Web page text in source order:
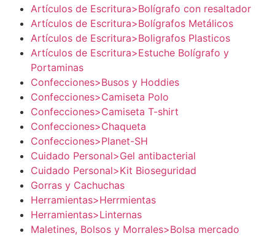
Artículos de Escritura>Bolígrafo con resaltador
Artículos de Escritura>Bolígrafos Metálicos
Artículos de Escritura>Boligrafos Plasticos
Artículos de Escritura>Estuche Bolígrafo y
Portaminas
Confecciones>Busos y Hoddies
Confecciones>Camiseta Polo
Confecciones>Camiseta T-shirt
Confecciones>Chaqueta
Confecciones>Planet-SH
Cuidado Personal>Gel antibacterial
Cuidado Personal>Kit Bioseguridad
Gorras y Cachuchas
Herramientas>Herrmientas
Herramientas>Linternas
Maletines, Bolsos y Morrales>Bolsa mercado